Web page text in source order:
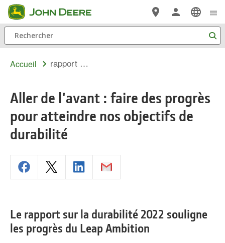
Passer au contenu principal
Rechercher
Accueil rapport développement durable 2022
Aller de l'avant : faire des progrès
pour atteindre nos objectifs de
durabilité
Le rapport sur la durabilité 2022 souligne
les progrès du Leap Ambition